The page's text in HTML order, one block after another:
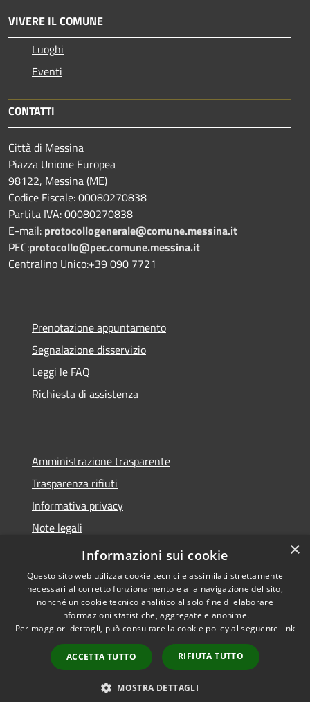
VIVERE IL COMUNE
Luoghi
Eventi
CONTATTI
Città di Messina
Piazza Unione Europea
98122, Messina (ME)
Codice Fiscale: 00080270838
Partita IVA: 00080270838
E-mail: protocollogenerale@comune.messina.it
PEC:protocollo@pec.comune.messina.it
Centralino Unico:+39 090 7721
Prenotazione appuntamento
Segnalazione disservizio
Leggi le FAQ
Richiesta di assistenza
Amministrazione trasparente
Trasparenza rifiuti
Informativa privacy
Note legali
Dichiarazione di accessibilità
Accessibilità
Copyright © 2026 • Città di
Messina • Powered by
Municipium•
Accesso
redazione
×
Informazioni sui cookie
Questo sito web utilizza cookie tecnici e assimilati strettamente
necessari al corretto funzionamento e alla navigazione del sito,
nonché un cookie tecnico analitico al solo fine di elaborare
informazioni statistiche, aggregate e anonime.
Per maggiori dettagli, può consultare la cookie policy al seguente link
ACCETTA TUTTO RIFIUTA TUTTO
MOSTRA DETTAGLI